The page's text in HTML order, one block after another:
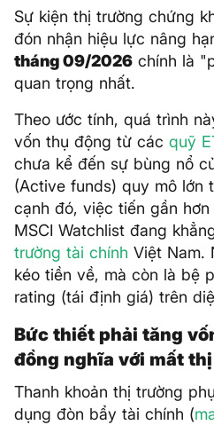
Sự kiện thị trường chứng
đón nhận hiệu lực nâng
tháng 09/2026 chính là
quan trọng nhất.
Theo ước tính, quá trình
vốn thụ động từ các quỹ
chưa kể đến sự bùng nổ
(Active funds) quy mô lớn
cạnh đó, việc tiến gần
MSCI Watchlist đang
trường tài chính Việt Nam.
kéo tiền về, mà còn là bệ
rating (tái định giá) trên
Bức thiết phải tăng
đồng nghĩa với mất
Thanh khoản thị trường
dụng đòn bẩy tài chính (